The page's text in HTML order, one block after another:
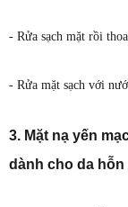
- Rửa sạch mặt rồi
- Rửa mặt sạch với
3. Mặt nạ yến
dành cho da hỗn